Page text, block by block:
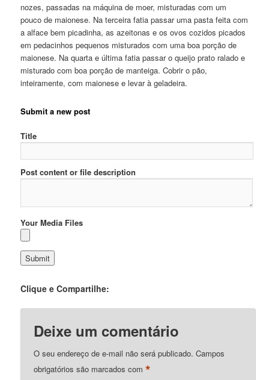
nozes, passadas na máquina de moer, misturadas com um
pouco de maionese. Na terceira fatia passar uma pasta feita com
a alface bem picadinha, as azeitonas e os ovos cozidos picados
em pedacinhos pequenos misturados com uma boa porção de
maionese. Na quarta e última fatia passar o queijo prato ralado e
misturado com boa porção de manteiga. Cobrir o pão,
inteiramente, com maionese e levar à geladeira.
Submit a new post
Title
Post content or file description
Your Media Files
Clique e Compartilhe:
Deixe um comentário
O seu endereço de e-mail não será publicado. Campos
obrigatórios são marcados com*